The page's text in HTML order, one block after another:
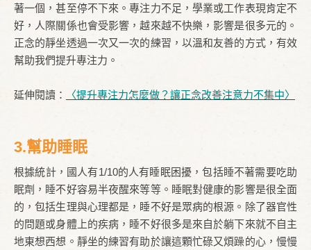
著一個，甚至停不下來。專注力不足，學業或工作表現肯定不
好，人際關係也會受影響，越來越不快樂，影響是很多元的。
正念的靜坐透過一次又一次的練習，以溫和友善的方式，有效
幫助我們提升專注力。
延伸閱讀： 〈提升專注力怎麼做？讓正念改善注意力不集中〉
3.幫助睡眠
根據統計，國人有1/10的人有睡眠困擾，包括睡不著需要吃助
眠劑，睡不好容易半夜醒來等等。睡眠對健康的影響是很全面
的，包括生理與心理都是，睡不好是眾病的根源。除了器官性
的問題或身體上的疾病，睡不好很多是來自於躺下來就不自主
地東想西想。靜坐的練習有助於讓這顆忙碌又煩躁的心，慢慢